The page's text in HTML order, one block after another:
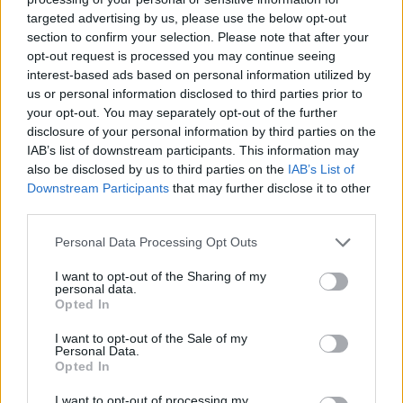
targeted advertising by us, please use the below opt-out
section to confirm your selection. Please note that after your
opt-out request is processed you may continue seeing
interest-based ads based on personal information utilized by
us or personal information disclosed to third parties prior to
your opt-out. You may separately opt-out of the further
disclosure of your personal information by third parties on the
IAB’s list of downstream participants. This information may
also be disclosed by us to third parties on the IAB’s List of
Downstream Participants that may further disclose it to other
Personal Data Processing Opt Outs
I want to opt-out of the Sharing of my
personal data.
Opted In
I want to opt-out of the Sale of my
Personal Data.
Opted In
I want to opt-out of processing my
takie, które otacza je miłością”. Tak, to prawda. Jest to
zasada cywilizacji, która ma korzenie chrześcijańskie,
ponieważ to Chrystus w dziejach ludzkości uwolnił
niepełnosprawność od przekleństwa i przywrócił jej
pełną godność. Ale Zbawiciel nie chce i nie może nas
zbawić bez naszej współpracy, zarówno na płaszczyźnie
osobistej, jak i społecznej: dlatego prosi nas, abyśmy
miłowali naszych braci i nasze siostry nie słowami, lecz
czynami. Dom opieki taki jak ten – z Bożą pomocą i
zaangażowaniem wszystkich – może stać się znakiem
cywilizacji miłości.
Pan Pedro Celestino zechciał zakończyć wzruszającym
stwierdzeniem: „Dziękujemy za to, że nas kochacie takimi,
jakimi jesteśmy”. A ja mówię: Dziękujemy Panu za to
świadectwo! Dziękuję wam wszystkim za to, że jesteście
tutaj, dając świadectwo, które jest znakiem, że w tym
miejscu panuje prawdziwa miłość.